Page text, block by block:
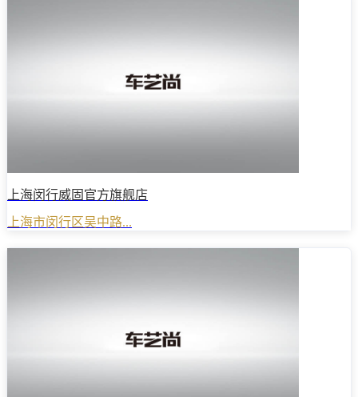
上海闵行威固官方旗舰店
上海市闵行区吴中路...